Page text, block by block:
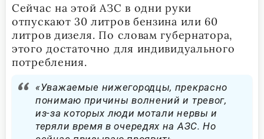
Сейчас на этой АЗС в одни руки
отпускают 30 литров бензина или 60
литров дизеля. По словам губернатора,
этого достаточно для индивидуального
потребления.
«Уважаемые нижегородцы, прекрасно
понимаю причины волнений и тревог,
из-за которых люди мотали нервы и
теряли время в очередях на АЗС. Но